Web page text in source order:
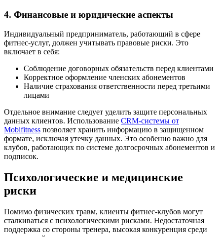
4. Финансовые и юридические аспекты
Индивидуальный предприниматель, работающий в сфере
фитнес-услуг, должен учитывать правовые риски. Это
включает в себя:
Соблюдение договорных обязательств перед клиентами
Корректное оформление членских абонементов
Наличие страхования ответственности перед третьими
лицами
Отдельное внимание следует уделить защите персональных
данных клиентов. Использование CRM-системы от
Mobifitness позволяет хранить информацию в защищенном
формате, исключая утечку данных. Это особенно важно для
клубов, работающих по системе долгосрочных абонементов и
подписок.
Психологические и медицинские
риски
Помимо физических травм, клиенты фитнес-клубов могут
сталкиваться с психологическими рисками. Недостаточная
поддержка со стороны тренера, высокая конкуренция среди